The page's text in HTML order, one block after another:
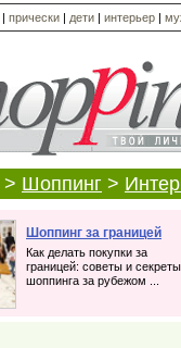
| прически | дети | интерьер |
> Шоппинг >
Шоппинг за границей
Как делать покупки за
границей: советы и секреты
шоппинга за рубежом ...